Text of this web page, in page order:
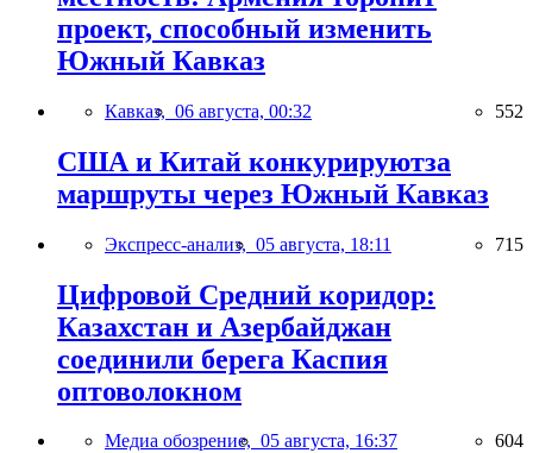
проект, способный изменить
Южный Кавказ
Кавказ, 06 августа, 00:32 552
США и Китай конкурируютза
маршруты через Южный Кавказ
Экспресс-анализ, 05 августа, 18:11 715
Цифровой Средний коридор:
Казахстан и Азербайджан
соединили берега Каспия
оптоволокном
Медиа обозрение, 05 августа, 16:37 604